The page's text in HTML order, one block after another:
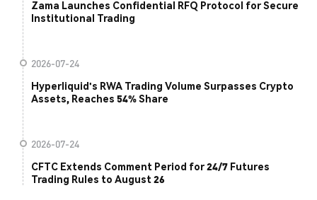
Zama Launches Confidential RFQ Protocol for Secure
Institutional Trading
2026-07-24
Hyperliquid's RWA Trading Volume Surpasses Crypto
Assets, Reaches 54% Share
2026-07-24
CFTC Extends Comment Period for 24/7 Futures
Trading Rules to August 26